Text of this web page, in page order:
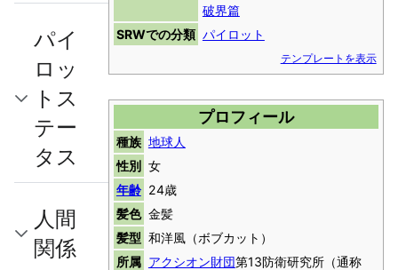
破界篇
SRWでの分類 パイロット
テンプレートを表示
プロフィール
種族 地球人
性別 女
年齢 24歳
髪色 金髪
髪型 和洋風（ボブカット）
所属 アクシオン財団第13防衛研究所（通称
パイ
ロッ
トス
テー
タス
人間
関係